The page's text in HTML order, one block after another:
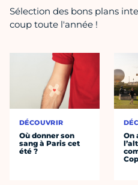
Sélection des bons plans
coup toute l'année !
DÉCOUVRIR
Où donner son
sang à Paris cet
été ?
On